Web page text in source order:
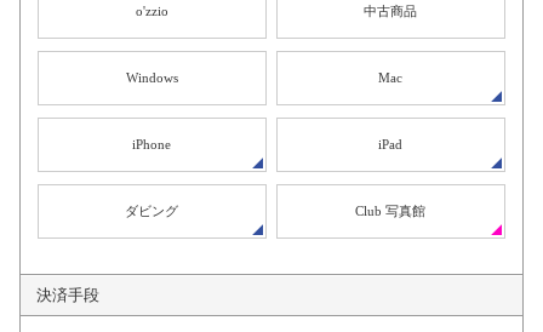
o'zzio 中古商品
Windows Mac
iPhone iPad
ダビング Club 写真館
決済手段